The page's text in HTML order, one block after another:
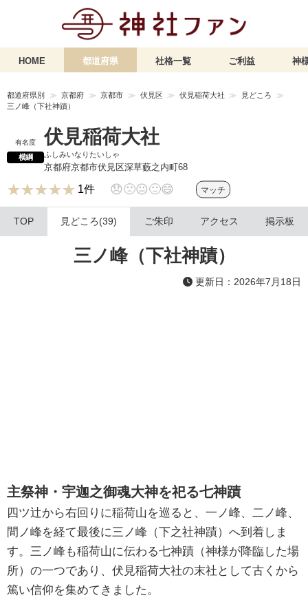
HOME 都道府県 社格一覧 ご利益 神
都道府県別 京都府 京都市 伏見区 伏見稲荷大社
見どころ
三ノ峰（下社神蹟）
有名度
横綱
伏見稲荷大社
ふしみいなりたいしゃ
京都府京都市伏見区深草藪之内町68
★★★★★
★★★★★ 1件 😞🙁😐🙂😄 マッチ
TOP 見どころ(39) ご朱印 アクセス 掲示板
三ノ峰（下社神蹟）
更新日：2026年7月18日
主祭神・宇迦之御魂大神を祀る七神蹟
四ツ辻から右回りに稲荷山を巡ると、一ノ峰、二ノ峰、
間ノ峰を経て最後に三ノ峰（下之社神蹟）へ到着しま
す。三ノ峰も稲荷山に伝わる七神蹟（神様が降臨した場
所）の一つであり、伏見稲荷大社の末社として古くから
篤い信仰を集めてきました。